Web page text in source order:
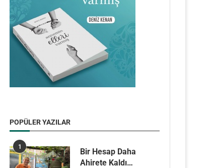
POPÜLER YAZILAR
1
Bir Hesap Daha
Ahirete Kaldı…